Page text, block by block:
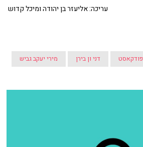
עריכה: אליעזר בן יהודה ומיכל קדוש
פודקאסט דני ון בירן מירי יעקב גביש